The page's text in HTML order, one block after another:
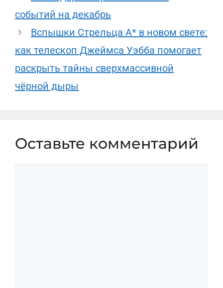
событий на декабрь
Вспышки Стрельца A* в новом свете:
как телескоп Джеймса Уэбба помогает
раскрыть тайны сверхмассивной
чёрной дыры
Оставьте комментарий